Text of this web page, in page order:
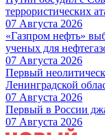
террористических
07 Августа 2026
«Газпром нефть»
ученых для
07 Августа 2026
Первый
Ленинградской
07 Августа 2026
Первый в России
07 Августа 2026